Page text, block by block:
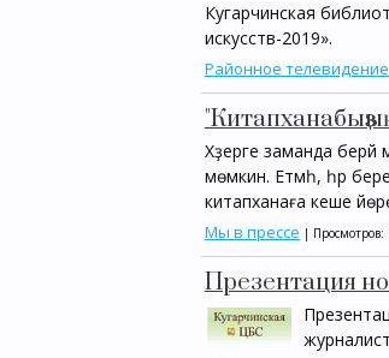
Кугарчинская
искусств-2019».
Районное телевидение
Хәҙерге заманда берәй
мөмкин. Етмәһә, һәр
китапханаға кеше
Мы в прессе |
Презентация